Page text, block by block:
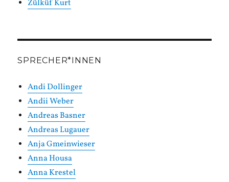
Zülküf Kurt
SPRECHER*INNEN
Andi Dollinger
Andii Weber
Andreas Basner
Andreas Lugauer
Anja Gmeinwieser
Anna Housa
Anna Krestel